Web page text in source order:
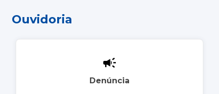
Ouvidoria
Denúncia